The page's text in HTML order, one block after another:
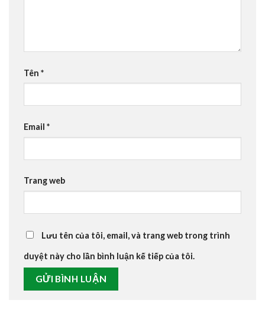
Tên *
Email *
Trang web
Lưu tên của tôi, email, và trang web trong trình
duyệt này cho lần bình luận kế tiếp của tôi.